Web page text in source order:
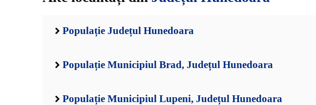
Populație Județul Hunedoara
Populație Municipiul Brad, Județul Hunedoara
Populație Municipiul Lupeni, Județul Hunedoara